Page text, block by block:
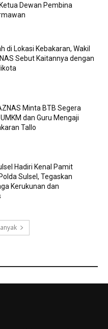
Dewan Pembina
di Lokasi Kebakaran, Wakil
Sebut Kaitannya dengan
Minta BTB Segera
dan Guru Mengaji
Tallo
Hadiri Kenal Pamit
Sulsel, Tegaskan
Kerukunan dan